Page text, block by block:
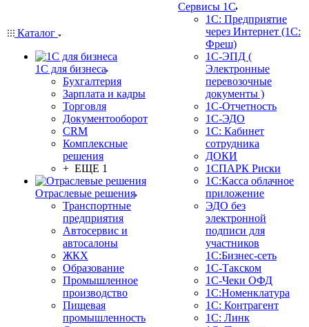
Каталог
1С для бизнеса
Бухгалтерия
Зарплата и кадры
Торговля
Документооборот
CRM
Комплексные
решения
+ ЕЩЕ 1
Отраслевые решения
Транспортные
предприятия
Автосервис и
автосалоны
ЖКХ
Образование
Промышленное
производство
Пищевая
промышленность
Сервисы 1С
1С: Предприятие
через Интернет (1С:
Фреш)
1С-ЭПД (
Электронные
перевозочные
документы )
1С-Отчетность
1С-ЭДО
1С: Кабинет
сотрудника
ДОКИ
1СПАРК Риски
1С:Касса облачное
приложение
ЭДО без
электронной
подписи для
участников
1С:Бизнес-сеть
1С-Такском
1С-Чеки ОФД
1С:Номенклатура
1С: Контрагент
1С: Линк